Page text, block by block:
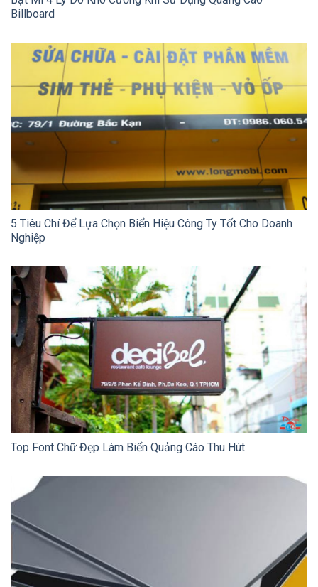
Billboard
5 Tiêu Chí Để Lựa Chọn Biển Hiệu Công Ty Tốt Cho Doanh
Nghiệp
Top Font Chữ Đẹp Làm Biển Quảng Cáo Thu Hút